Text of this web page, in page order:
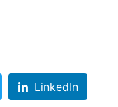
LinkedIn